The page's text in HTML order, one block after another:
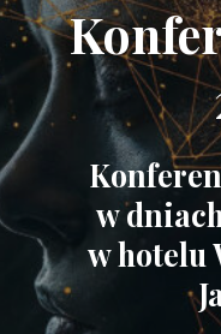
w
w hotelu